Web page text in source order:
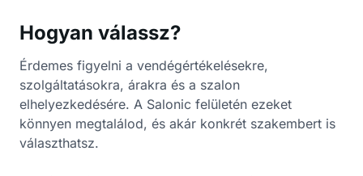
Hogyan válassz?
Érdemes figyelni a vendégértékelésekre,
szolgáltatásokra, árakra és a szalon
elhelyezkedésére. A Salonic felületén ezeket
könnyen megtalálod, és akár konkrét szakembert is
választhatsz.